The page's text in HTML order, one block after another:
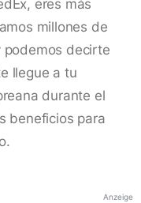
eres más
millones de
podemos decirte
llegue a tu
durante el
beneficios para
Anzeige